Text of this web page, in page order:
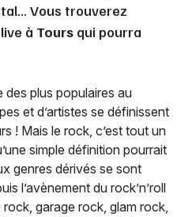
Vous trouverez
à Tours qui pourra
des plus populaires au
et d’artistes se définissent
! Mais le rock, c’est tout un
simple définition pourrait
genres dérivés se sont
l’avènement du rock’n’roll
garage rock, glam rock,